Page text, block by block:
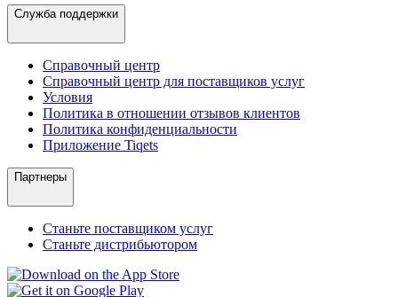
Служба поддержки
Справочный центр
Справочный центр для поставщиков услуг
Условия
Политика в отношении отзывов клиентов
Политика конфиденциальности
Приложение Tiqets
Партнеры
Станьте поставщиком услуг
Станьте дистрибьютором